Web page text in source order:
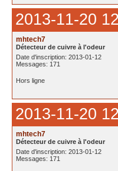
2013-11-20
mhtech7
Détecteur de cuivre à l'odeur
Date d'inscription: 2013-01-12
Messages: 171
Hors ligne
2013-11-20
mhtech7
Détecteur de cuivre à l'odeur
Date d'inscription: 2013-01-12
Messages: 171